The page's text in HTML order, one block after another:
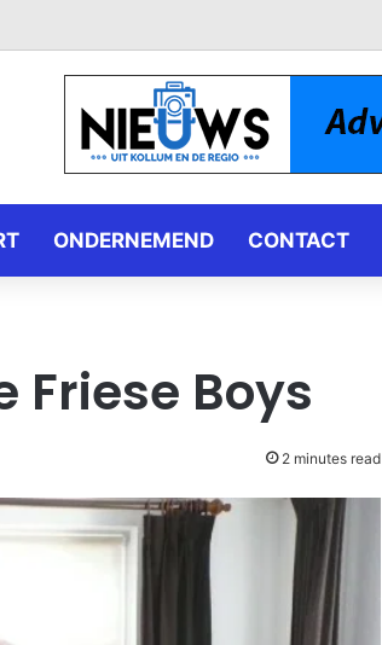
ONDERNEMEND CONTACT
Friese Boys
2 minutes read